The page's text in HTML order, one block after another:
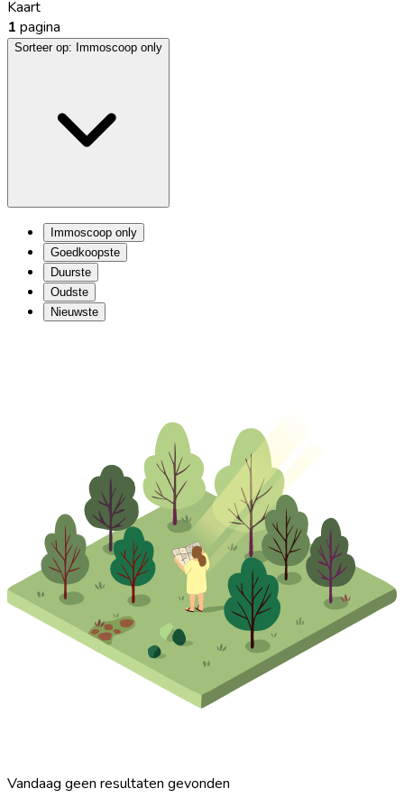
Kaart
1 pagina
Sorteer op: Immoscoop only
Immoscoop only
Goedkoopste
Duurste
Oudste
Nieuwste
Vandaag geen resultaten gevonden